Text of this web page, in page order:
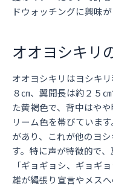
ドウォッチングに興味
オオヨシキリ
オオヨシキリはヨシキ
８㎝、翼開長は約２５
た黄褐色で、背中はや
リーム色を帯びていま
があり、これが他のヨ
す。特に声が特徴的で
「ギョギョシ、ギョギ
雄が縄張り宣言やメス